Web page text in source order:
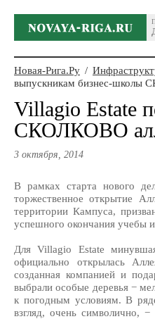
Новая-Рига.Ру /
выпускникам бизнес-школы
Villagio Estate
СКОЛКОВО
3 октября, 2014
В рамках старта нового
торжественное открытие
территории Кампуса,
успешного окончания учебы
Для Villagio Estate
официально открылась
созданная компанией и
выбрали особые деревья −
к погодным условиям. В
взгляд, очень символично,